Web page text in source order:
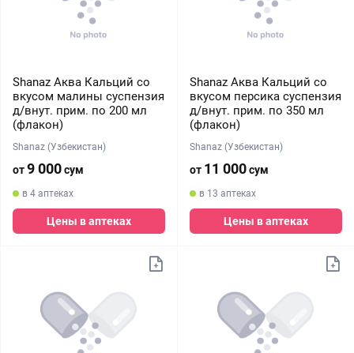
Shanaz Аква Кальций со
вкусом малины суспензия
д/внут. прим. по 200 мл
(флакон)
Shanaz (Узбекистан)
от9 000сум
в 4 аптеках
Цены в аптеках
Shanaz Аква Кальций со
вкусом персика суспензия
д/внут. прим. по 350 мл
(флакон)
Shanaz (Узбекистан)
от 11 000сум
в 13 аптеках
Цены в аптеках